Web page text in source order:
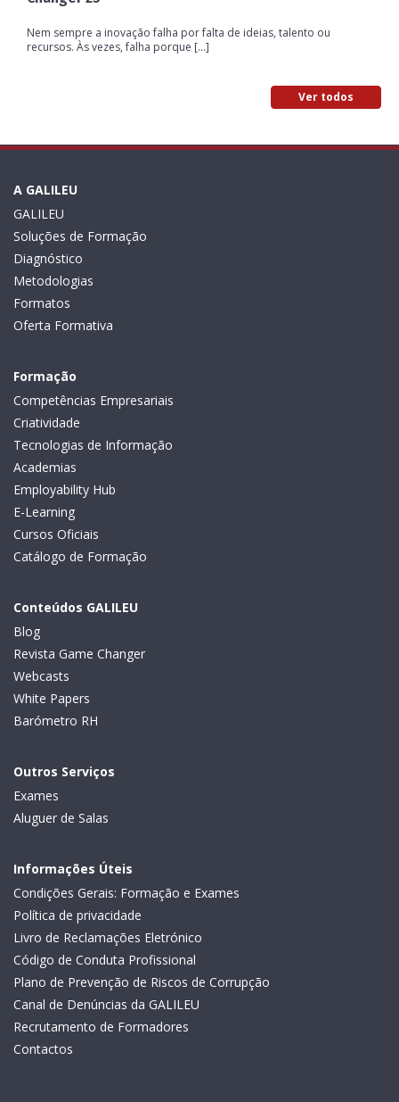
Nem sempre a inovação falha por falta de ideias, talento ou
recursos. Às vezes, falha porque [...]
Ver todos
A GALILEU
GALILEU
Soluções de Formação
Diagnóstico
Metodologias
Formatos
Oferta Formativa
Formação
Competências Empresariais
Criatividade
Tecnologias de Informação
Academias
Employability Hub
E-Learning
Cursos Oficiais
Catálogo de Formação
Conteúdos GALILEU
Blog
Revista Game Changer
Webcasts
White Papers
Barómetro RH
Outros Serviços
Exames
Aluguer de Salas
Informações Úteis
Condições Gerais: Formação e Exames
Política de privacidade
Livro de Reclamações Eletrónico
Código de Conduta Profissional
Plano de Prevenção de Riscos de Corrupção
Canal de Denúncias da GALILEU
Recrutamento de Formadores
Contactos